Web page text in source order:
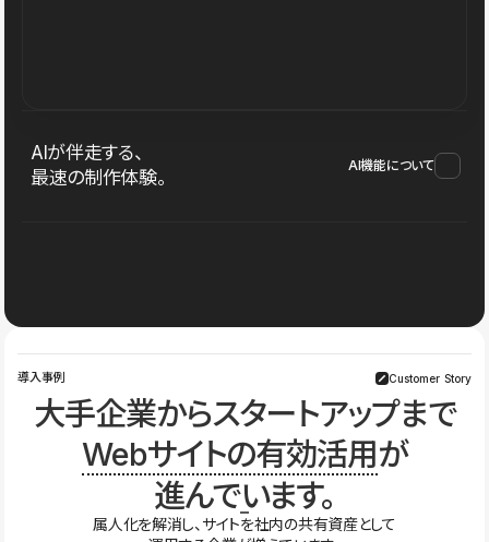
AIが伴走する、
最速の制作体験。
AI機能について
導入事例 Customer Story
大手企業からスタートアップまで
Webサイトの有効活用が
進んでいます。
属人化を解消し、サイトを社内の共有資産として